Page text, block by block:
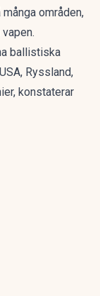
områden,
ballistiska
Ryssland,
konstaterar